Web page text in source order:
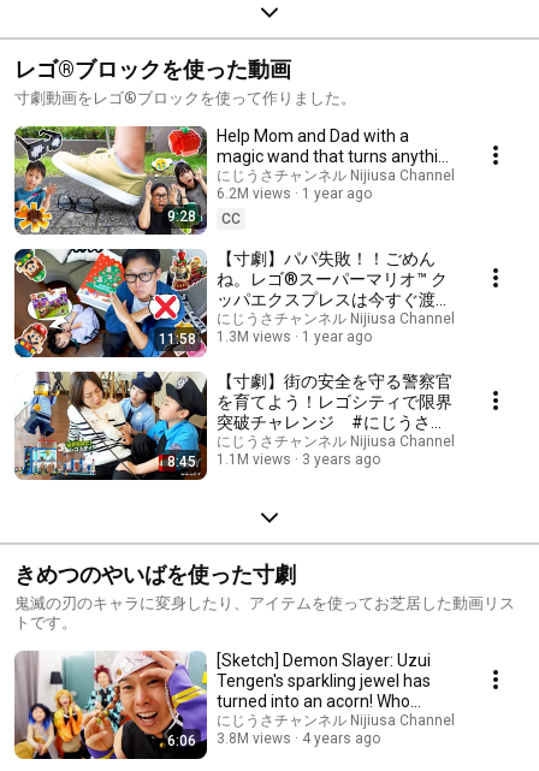
レゴ®ブロックを使った動画
寸劇動画をレゴ®ブロックを使って作りました。
9:28
Help Mom and Dad with a
magic wand that turns anything
into LEGO® bricks!
にじうさチャンネル Nijiusa Channel
6.2M views
1 year ago
CC
11:58
【寸劇】パパ失敗！！ごめん
ね。レゴ®スーパーマリオ™ ク
ッパエクスプレスは今すぐ渡せ
ないの・・・。#にじうさチャ
ンネル
にじうさチャンネル Nijiusa Channel
1.3M views
1 year ago
8:45
【寸劇】街の安全を守る警察官
を育てよう！レゴシティで限界
突破チャレンジ #にじうさチ
ャンネル
にじうさチャンネル Nijiusa Channel
1.1M views
3 years ago
きめつのやいばを使った寸劇
鬼滅の刃のキャラに変身したり、アイテムを使ってお芝居した動画リス
トです。
6:06
[Sketch] Demon Slayer: Uzui
Tengen's sparkling jewel has
turned into an acorn! Who
replaced it? #...
にじうさチャンネル Nijiusa Channel
3.8M views
4 years ago